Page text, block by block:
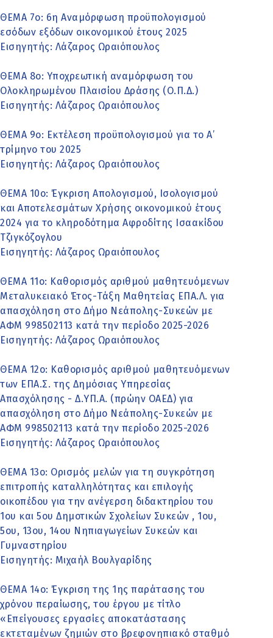
ΘΕΜΑ 7ο: 6η Αναμόρφωση προϋπολογισμού
εσόδων εξόδων οικονομικού έτους 2025
Εισηγητής: Λάζαρος Ωραιόπουλος
ΘΕΜΑ 8ο: Υποχρεωτική αναμόρφωση του
Ολοκληρωμένου Πλαισίου Δράσης (Ο.Π.Δ.)
Εισηγητής: Λάζαρος Ωραιόπουλος
ΘΕΜΑ 9ο: Εκτέλεση προϋπολογισμού για το Α’
τρίμηνο του 2025
Εισηγητής: Λάζαρος Ωραιόπουλος
ΘΕΜΑ 10ο: Έγκριση Απολογισμού, Ισολογισμού
και Αποτελεσμάτων Χρήσης οικονομικού έτους
2024 για το κληροδότημα Αφροδίτης Ισαακίδου
Τζιγκόζογλου
Εισηγητής: Λάζαρος Ωραιόπουλος
ΘΕΜΑ 11ο: Καθορισμός αριθμού μαθητευόμενων
Μεταλυκειακό Έτος-Τάξη Μαθητείας ΕΠΑ.Λ. για
απασχόληση στο Δήμο Νεάπολης-Συκεών με
ΑΦΜ 998502113 κατά την περίοδο 2025-2026
Εισηγητής: Λάζαρος Ωραιόπουλος
ΘΕΜΑ 12ο: Καθορισμός αριθμού μαθητευόμενων
των ΕΠΑ.Σ. της Δημόσιας Υπηρεσίας
Απασχόλησης - Δ.ΥΠ.Α. (πρώην ΟΑΕΔ) για
απασχόληση στο Δήμο Νεάπολης-Συκεών με
ΑΦΜ 998502113 κατά την περίοδο 2025-2026
Εισηγητής: Λάζαρος Ωραιόπουλος
ΘΕΜΑ 13ο: Ορισμός μελών για τη συγκρότηση
επιτροπής καταλληλότητας και επιλογής
οικοπέδου για την ανέγερση διδακτηρίου του
1ου και 5ου Δημοτικών Σχολείων Συκεών , 1ου,
5ου, 13ου, 14ου Νηπιαγωγείων Συκεών και
Γυμναστηρίου
Εισηγητής: Μιχαήλ Βουλγαρίδης
ΘΕΜΑ 14o: Έγκριση της 1ης παράτασης του
χρόνου περαίωσης, του έργου με τίτλο
«Επείγουσες εργασίες αποκατάστασης
εκτεταμένων ζημιών στο βρεφονηπιακό σταθμό